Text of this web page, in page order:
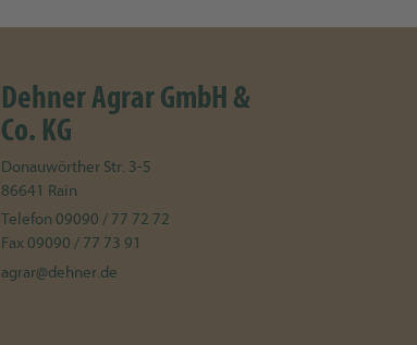
Dehner Agrar GmbH &
Co. KG
Donauwörther Str. 3-5
86641 Rain
Telefon 09090 / 77 72 72
Fax 09090 / 77 73 91
agrar@dehner.de